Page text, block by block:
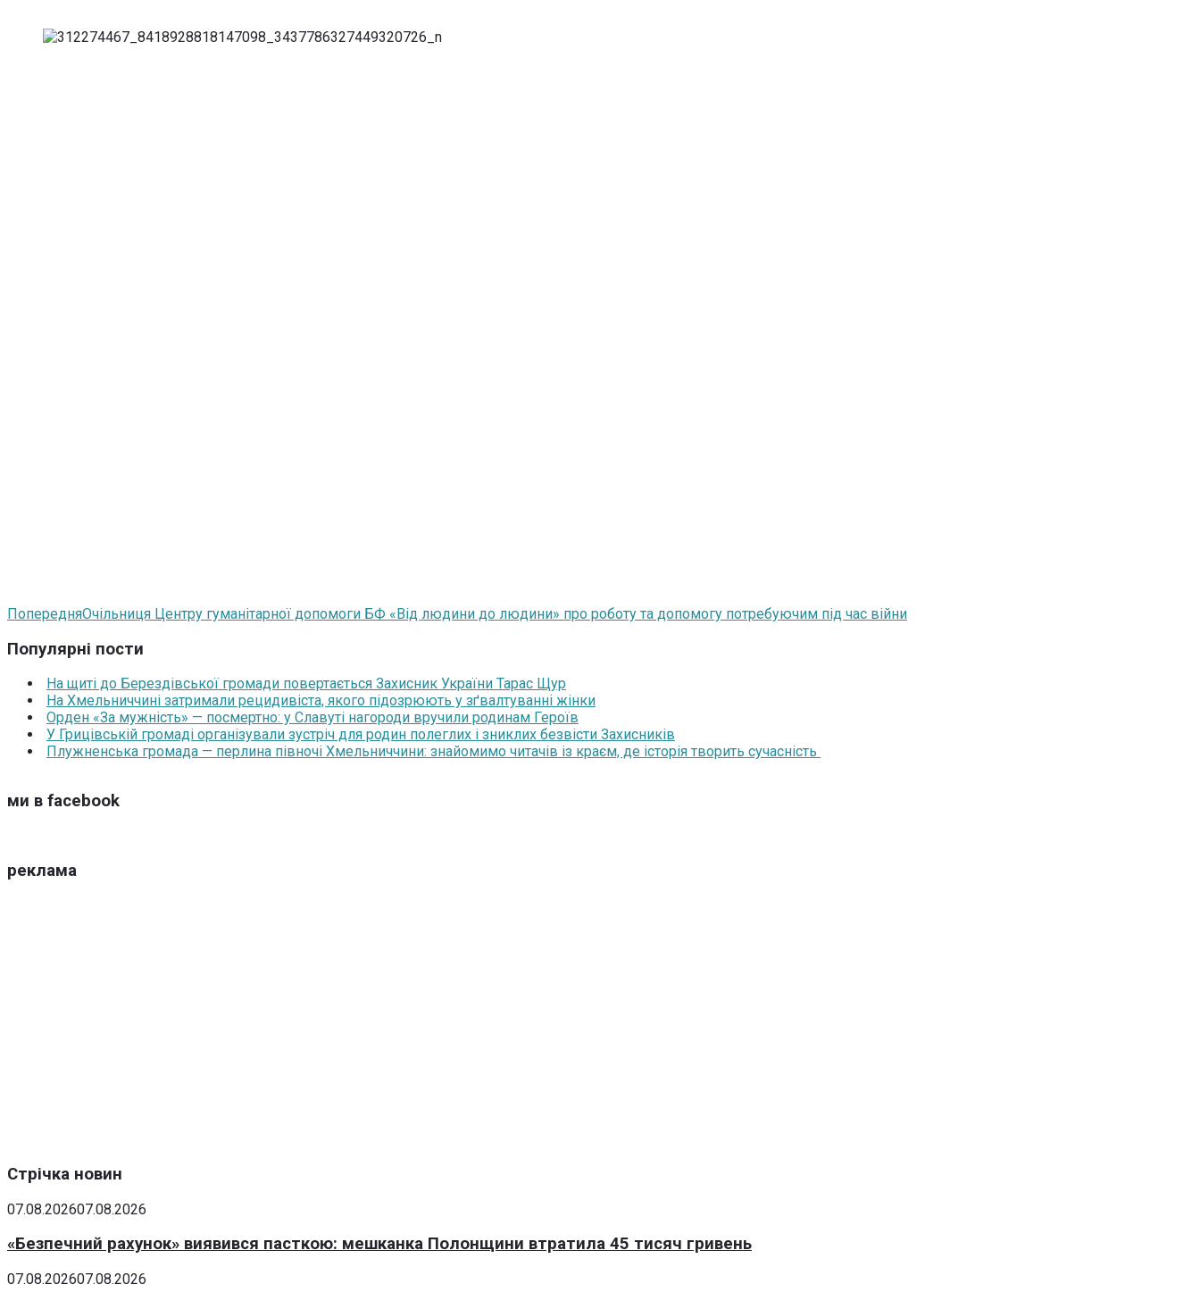
ПопередняОчільниця Центру гуманітарної допомоги БФ «Від людини до людини» про роботу та допомогу потребуючим під час війни
Популярні пости
На щиті до Берездівської громади повертається Захисник України Тарас Щур
На Хмельниччині затримали рецидивіста, якого підозрюють у зґвалтуванні жінки
Орден «За мужність» — посмертно: у Славуті нагороди вручили родинам Героїв
У Грицівській громаді організували зустріч для родин полеглих і зниклих безвісти Захисників
Плужненська громада — перлина півночі Хмельниччини: знайомимо читачів із краєм, де історія творить сучасність
ми в facebook
реклама
Стрічка новин
07.08.202607.08.2026
«Безпечний рахунок» виявився пасткою: мешканка Полонщини втратила 45 тисяч гривень
07.08.202607.08.2026